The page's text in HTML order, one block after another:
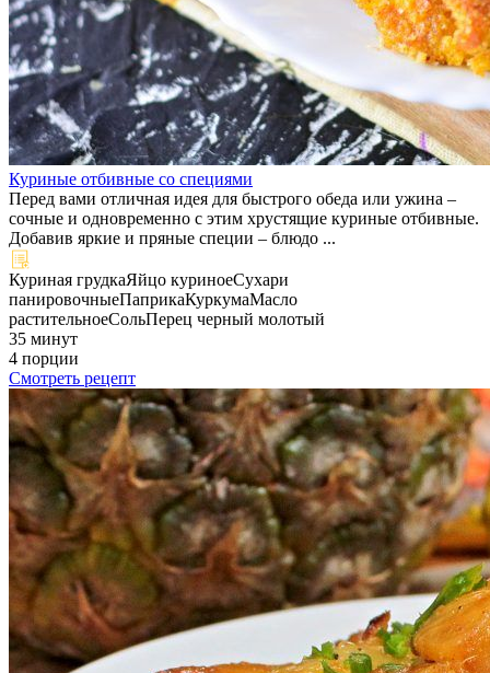
Куриные отбивные со специями
Перед вами отличная идея для быстрого обеда или ужина –
сочные и одновременно с этим хрустящие куриные отбивные.
Добавив яркие и пряные специи – блюдо ...
Куриная грудкаЯйцо куриноеСухари
панировочныеПаприкаКуркумаМасло
растительноеСольПерец черный молотый
35 минут
4 порции
Смотреть рецепт